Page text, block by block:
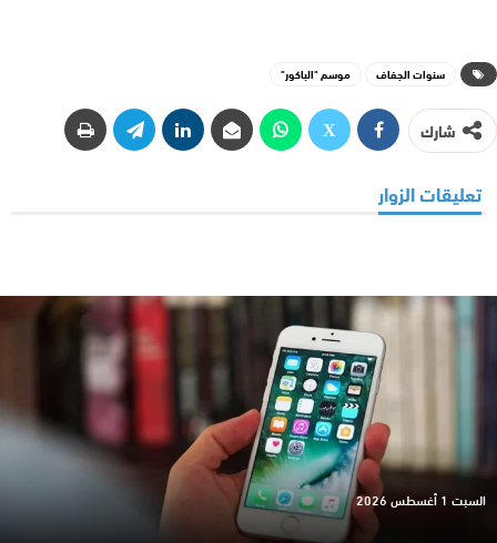
سنوات الجفاف موسم "الباكور"
شارك
تعليقات الزوار
السبت 1 أغسطس 2026